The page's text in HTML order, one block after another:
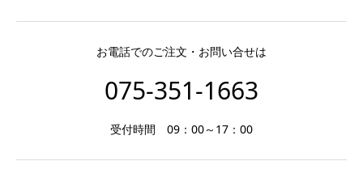
お電話でのご注文・お問い合せは
075-351-1663
受付時間 09：00～17：00